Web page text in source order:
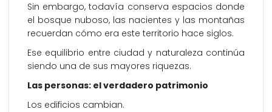
Sin embargo, todavía conserva espacios donde
el bosque nuboso, las nacientes y las montañas
recuerdan cómo era este territorio hace siglos.
Ese equilibrio entre ciudad y naturaleza continúa
siendo una de sus mayores riquezas.
Las personas: el verdadero patrimonio
Los edificios cambian.